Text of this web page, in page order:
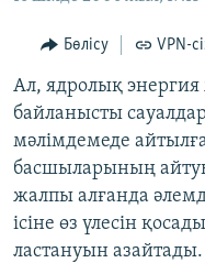
АРНАЙЫ ЖОБАЛАР
Русский
ЖАЗЫЛЫҢЫЗ
Бөлісу VPN-
Ал, ядролық
байланысты
мәлімдемеде
басшыларының
жалпы алғанда
ісіне өз үлесін
ластануын азайтады.